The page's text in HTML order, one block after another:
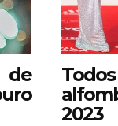
de
2023